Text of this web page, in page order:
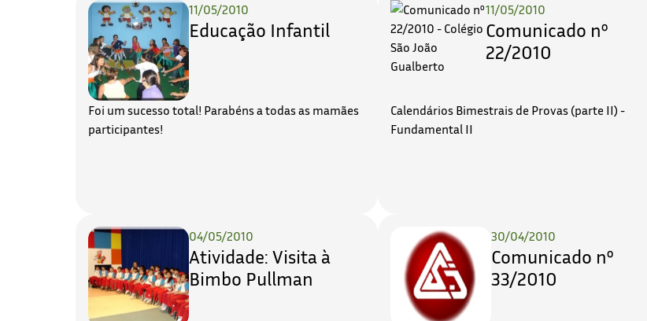
11/05/2010
Educação Infantil
Foi um sucesso total! Parabéns a todas as mamães
participantes!
11/05/2010
Comunicado nº
22/2010
Calendários Bimestrais de Provas (parte II) -
Fundamental II
04/05/2010
Atividade: Visita à
Bimbo Pullman
30/04/2010
Comunicado nº
33/2010